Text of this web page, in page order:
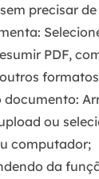
precisar
:
PDF,
formatos
documento:
ou
computador;
da